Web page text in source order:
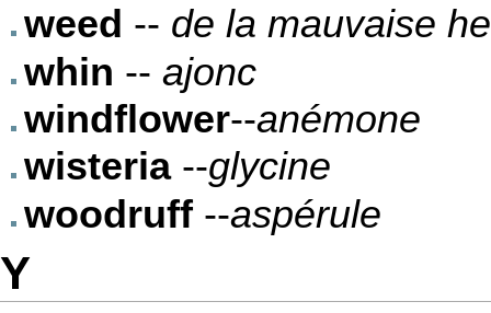
weed -- de la mauvaise
whin -- ajonc
windflower--anémone
wisteria--glycine
woodruff --aspérule
Y